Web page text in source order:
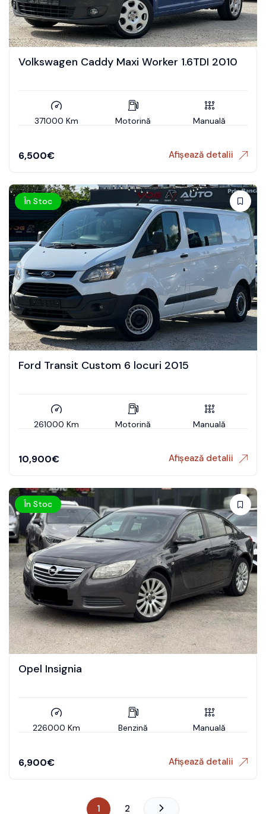
Volkswagen Caddy Maxi Worker 1.6TDI 2010
371000 Km Motorină Manuală
6,500€ Afișează detalii
În Stoc
Ford Transit Custom 6 locuri 2015
261000 Km Motorină Manuală
10,900€ Afișează detalii
În Stoc
Opel Insignia
226000 Km Benzină Manuală
6,900€ Afișează detalii
1 2